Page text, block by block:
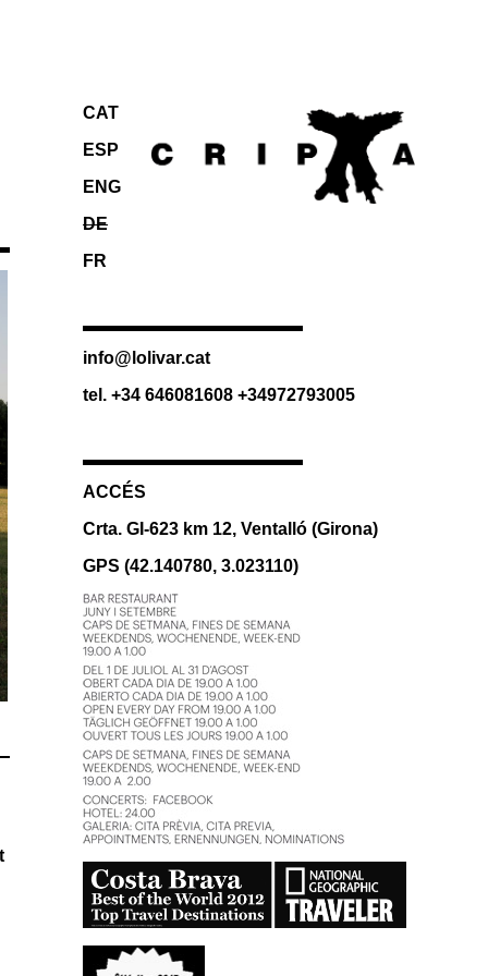
CAT
ESP
ENG
DE
FR
info@lolivar.cat
tel. +34 646081608 +34972793005
ACCÉS
Crta. GI-623 km 12, Ventalló (Girona)
GPS (42.140780, 3.023110)